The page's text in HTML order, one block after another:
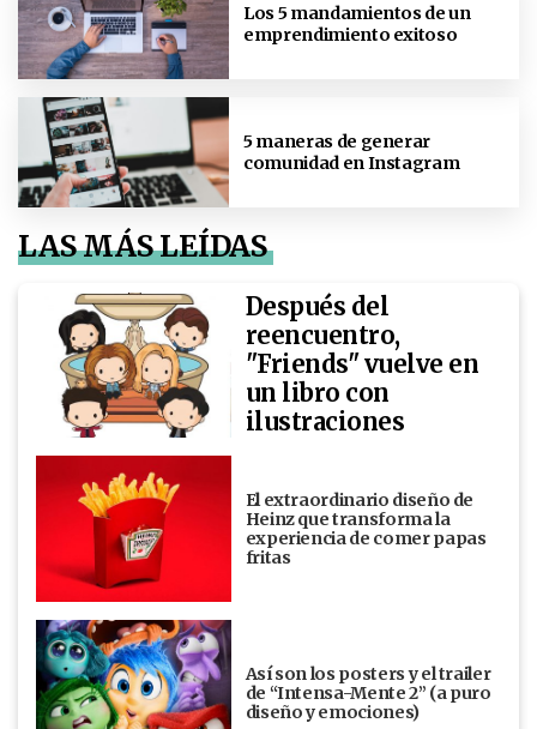
Los 5 mandamientos de un
emprendimiento exitoso
5 maneras de generar
comunidad en Instagram
LAS MÁS LEÍDAS
Después del
reencuentro,
"Friends" vuelve en
un libro con
ilustraciones
El extraordinario diseño de
Heinz que transforma la
experiencia de comer papas
fritas
Así son los posters y el trailer
de “Intensa-Mente 2” (a puro
diseño y emociones)